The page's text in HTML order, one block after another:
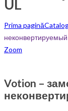
UL
Prima pagină
неконвертируемый
Zoom
Votion –